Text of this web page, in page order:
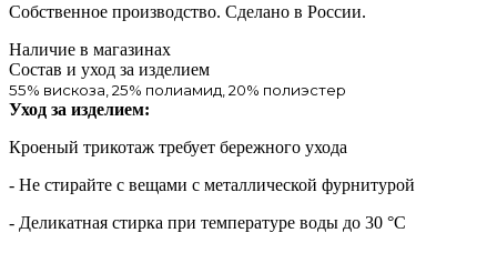
Собственное производство. Сделано в России.
Наличие в магазинах
Состав и уход за изделием
55% вискоза, 25% полиамид, 20% полиэстер
Уход за изделием:
Кроеный трикотаж требует бережного ухода
- Не стирайте с вещами с металлической фурнитурой
- Деликатная стирка при температуре воды до 30 °C